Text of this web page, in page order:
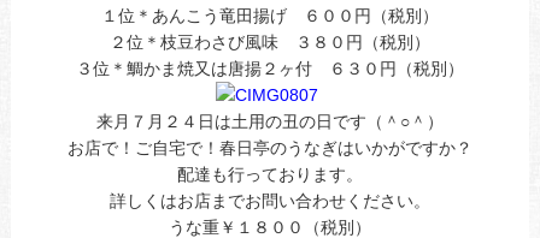
１位＊あんこう竜田揚げ ６００円（税別）
２位＊枝豆わさび風味 ３８０円（税別）
３位＊鯛かま焼又は唐揚２ヶ付 ６３０円（税別）
来月７月２４日は土用の丑の日です（＾○＾）
お店で！ご自宅で！春日亭のうなぎはいかがですか？
配達も行っております。
詳しくはお店までお問い合わせください。
うな重￥１８００（税別）